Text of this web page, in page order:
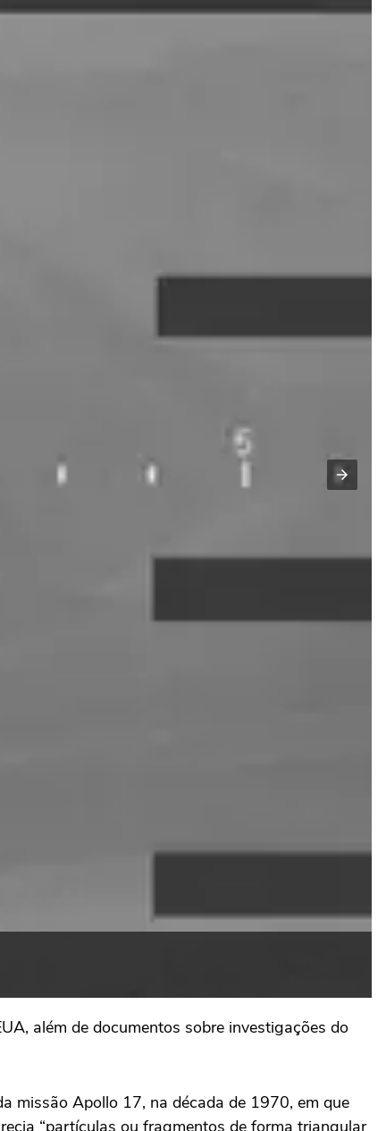
além de documentos sobre investigações do
missão Apollo 17, na década de 1970, em que